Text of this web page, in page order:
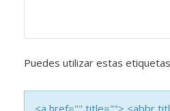
Ó
N
Puedes utilizar estas
<a href="" title=""> <abbr